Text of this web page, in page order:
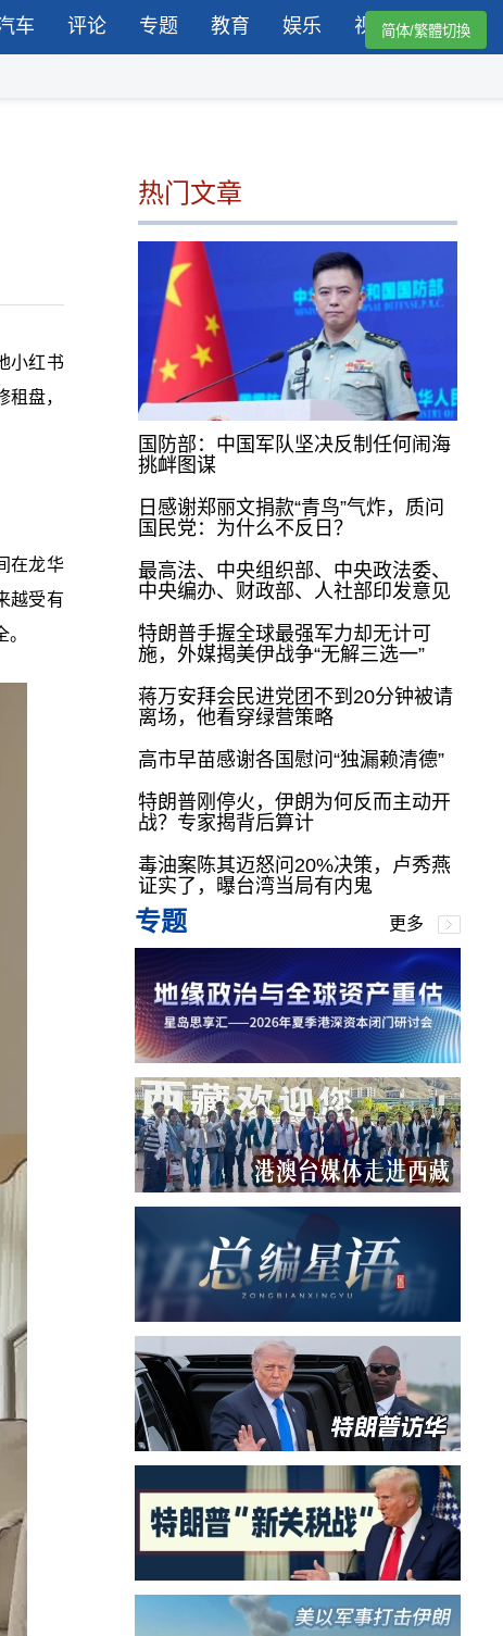
车 评论 专题 教育 娱乐 视频简体/繁體切換
小红书
盘，
在龙华
越受有
热门文章
国防部：中国军队坚决反制任何闹海
挑衅图谋
日感谢郑丽文捐款“青鸟”气炸，质问
国民党：为什么不反日？
最高法、中央组织部、中央政法委、
中央编办、财政部、人社部印发意见
特朗普手握全球最强军力却无计可
施，外媒揭美伊战争“无解三选一”
蒋万安拜会民进党团不到20分钟被请
离场，他看穿绿营策略
高市早苗感谢各国慰问“独漏赖清德”
特朗普刚停火，伊朗为何反而主动开
战？专家揭背后算计
毒油案陈其迈怒问20%决策，卢秀燕
证实了，曝台湾当局有内鬼
专题 更多